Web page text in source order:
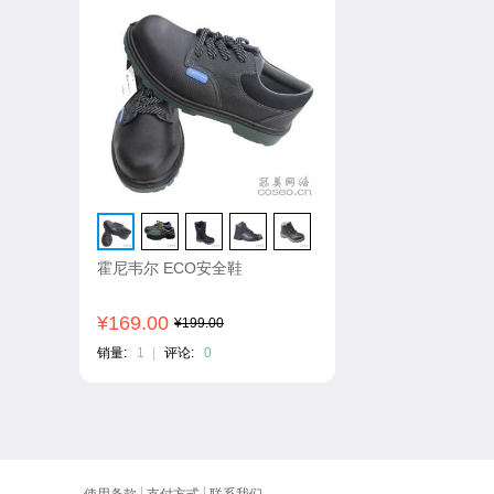
霍尼韦尔 ECO安全鞋
¥169.00 ¥199.00
销量:
1 评论: 0